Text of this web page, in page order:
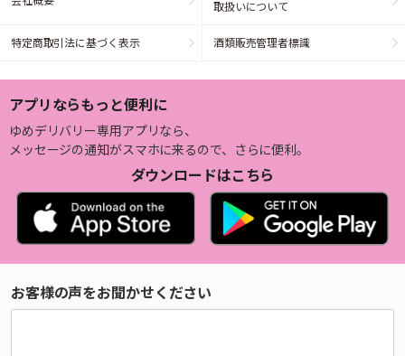
取扱いについて
特定商取引法に基づく表示 酒類販売管理者標識
アプリならもっと便利に
ゆめデリバリー専用アプリなら、
メッセージの通知がスマホに来るので、さらに便利。
ダウンロードはこちら
お客様の声をお聞かせください